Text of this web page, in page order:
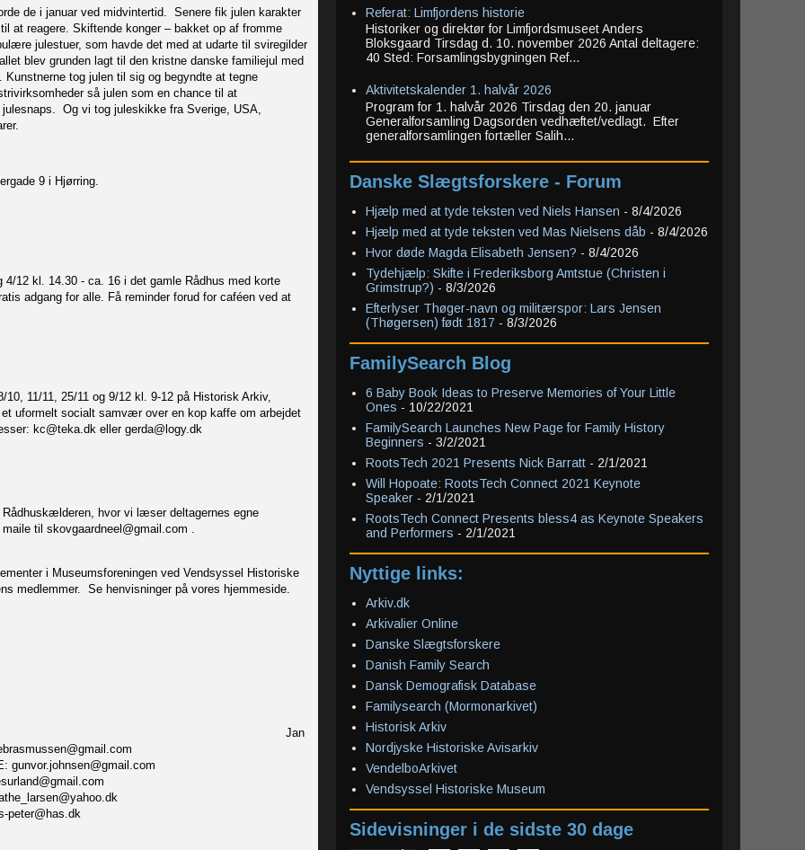
de i januar ved midvintertid. Senere fik julen karakter
at reagere. Skiftende konger – bakket op af fromme
julestuer, som havde det med at udarte til sviregilder
blev grunden lagt til den kristne danske familiejul med
tog julen til sig og begyndte at tegne
så julen som en chance til at
Og vi tog juleskikke fra Sverige, USA,
9 i Hjørring.
12 kl. 14.30 - ca. 16 i det gamle Rådhus med korte
adgang for alle. Få reminder forud for caféen ved at
11/11, 25/11 og 9/12 kl. 9-12 på Historisk Arkiv,
uformelt socialt samvær over en kop kaffe om arbejdet
kc@teka.dk eller gerda@logy.dk
Rådhuskælderen, hvor vi læser deltagernes egne
at maile til skovgaardneel@gmail.com .
i Museumsforeningen ved Vendsyssel Historiske
medlemmer. Se henvisninger på vores hjemmeside.
gunvor.johnsen@gmail.com
peter@has.dk
Kathe Larsen
Referat: Limfjordens historie
Historiker og direktør for Limfjordsmuseet Anders
Bloksgaard Tirsdag d. 10. november 2026 Antal deltagere:
40 Sted: Forsamlingsbygningen Ref...
Aktivitetskalender 1. halvår 2026
Program for 1. halvår 2026 Tirsdag den 20. januar
Generalforsamling Dagsorden vedhæftet/vedlagt. Efter
generalforsamlingen fortæller Salih...
Danske Slægtsforskere - Forum
Hjælp med at tyde teksten ved Niels Hansen - 8/4/2026
Hjælp med at tyde teksten ved Mas Nielsens dåb - 8/4/2026
Hvor døde Magda Elisabeth Jensen? - 8/4/2026
Tydehjælp: Skifte i Frederiksborg Amtstue (Christen i
Grimstrup?) - 8/3/2026
Efterlyser Thøger-navn og militærspor: Lars Jensen
(Thøgersen) født 1817 - 8/3/2026
FamilySearch Blog
6 Baby Book Ideas to Preserve Memories of Your Little
Ones - 10/22/2021
FamilySearch Launches New Page for Family History
Beginners - 3/2/2021
RootsTech 2021 Presents Nick Barratt- 2/1/2021
Will Hopoate: RootsTech Connect 2021 Keynote
Speaker- 2/1/2021
RootsTech Connect Presents bless4 as Keynote Speakers
and Performers - 2/1/2021
Nyttige links:
Arkiv.dk
Arkivalier Online
Danske Slægtsforskere
Danish Family Search
Dansk Demografisk Database
Familysearch (Mormonarkivet)
Historisk Arkiv
Nordjyske Historiske Avisarkiv
VendelboArkivet
Vendsyssel Historiske Museum
Sidevisninger i de sidste 30 dage